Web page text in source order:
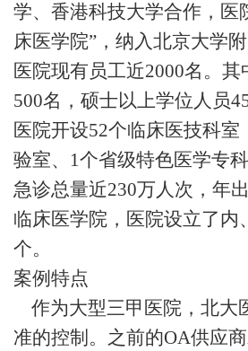
学、香港科技大学合作，医
床医学院”，纳入北京大学
医院现有员工近2000名。
500名，硕士以上学位人员
医院开设52个临床医技科
验室、1个省级特色医学专
急诊总量近230万人次，年
临床医学院，医院设立了内
个。
案例特点
作为大型三甲医院，北大
准的控制。之前的OA供应